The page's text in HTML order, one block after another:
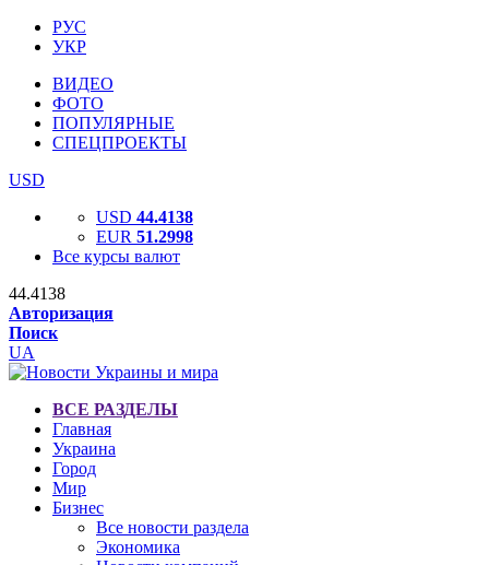
РУС
УКР
ВИДЕО
ФОТО
ПОПУЛЯРНЫЕ
СПЕЦПРОЕКТЫ
USD
USD 44.4138
EUR 51.2998
Все курсы валют
44.4138
Авторизация
Поиск
UA
ВСЕ РАЗДЕЛЫ
Главная
Украина
Город
Мир
Бизнес
Все новости раздела
Экономика